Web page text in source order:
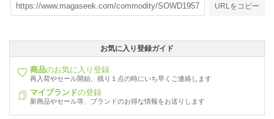
URLをコピー
お気に入り登録ガイド
商品のお気に入り登録
再入荷やセール開始、残り１点の時にいち早くご連絡します
マイブランドの登録
新商品やセール等、ブランドのお得な情報をお送りします